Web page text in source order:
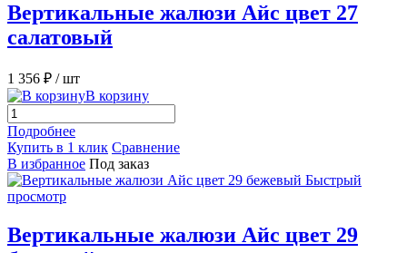
Вертикальные жалюзи Айс цвет 27
салатовый
1 356 ₽ / шт
В корзину
Подробнее
Купить в 1 клик Сравнение
В избранное Под заказ
Быстрый
просмотр
Вертикальные жалюзи Айс цвет 29